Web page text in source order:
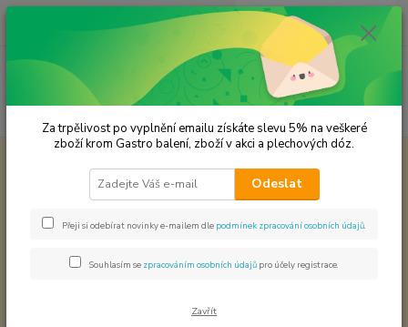
Menu
Hledat
ks
za 0,00 Kč
Ostatní
strana
Za trpělivost po vyplnění emailu získáte slevu 5% na veškeré
zboží krom Gastro balení, zboží v akci a plechových dóz.
Odeslat
Přeji si odebírat novinky e-mailem dle podmínek zpracování osobních údajů
Souhlasím se zpracováním osobních údajů pro účely registrace.
Zavřít